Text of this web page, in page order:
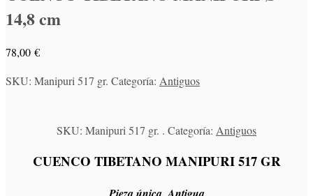
14,8 cm
78,00 €
SKU: Manipuri 517 gr. Categoría: Antiguos
SKU: Manipuri 517 gr. Categoría: Antiguos
CUENCO TIBETANO MANIPURI 517 GR